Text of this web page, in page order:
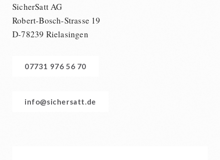
SicherSatt AG
Robert-Bosch-Strasse 19
D-78239 Rielasingen
07731 976 56 70
info@sichersatt.de